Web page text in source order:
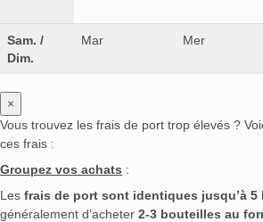
Sam. /
Dim.
Mar Mer
×
Vous trouvez les frais de port trop élevés ?
ces frais :
Groupez vos achats :
Les frais de port sont identiques jusqu’à 5
généralement d’acheter 2-3 bouteilles au